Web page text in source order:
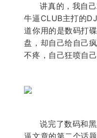
讲真的，我自
牛逼CLUB主打的
道你用的是数码打
盘，却自己给自己
不疼，自己狂喷自己
说完了数码和
逼文章的第二个话题